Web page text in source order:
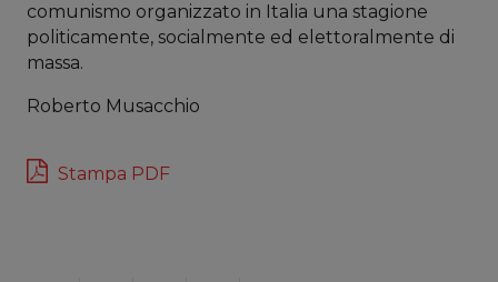
comunismo organizzato in Italia una stagione
politicamente, socialmente ed elettoralmente di
massa.
Roberto Musacchio
Stampa PDF